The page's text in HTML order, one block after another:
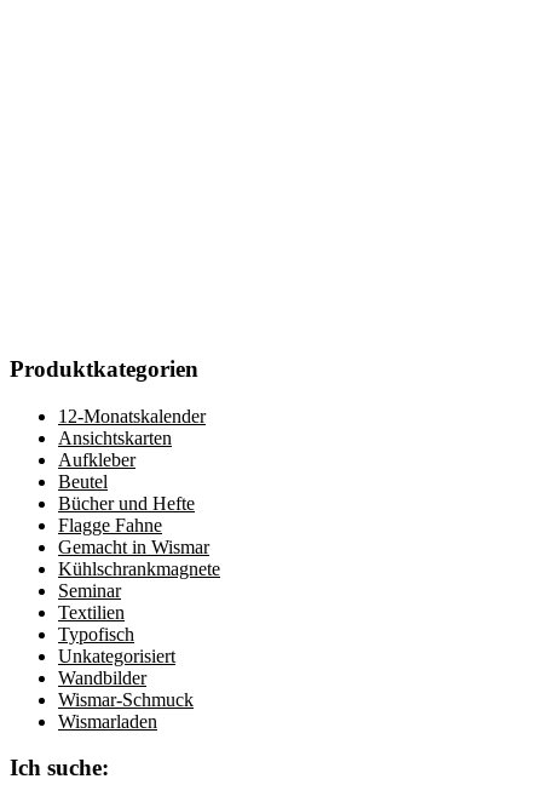
Produktkategorien
12-Monatskalender
Ansichtskarten
Aufkleber
Beutel
Bücher und Hefte
Flagge Fahne
Gemacht in Wismar
Kühlschrankmagnete
Seminar
Textilien
Typofisch
Unkategorisiert
Wandbilder
Wismar-Schmuck
Wismarladen
Ich suche: